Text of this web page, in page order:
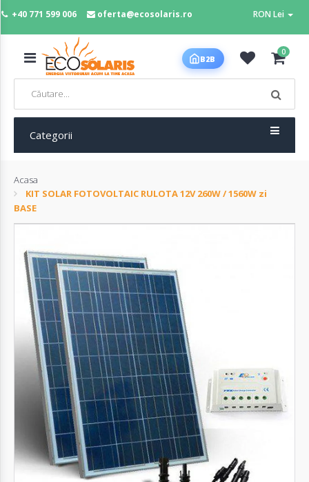
+40 771 599 006 oferta@ecosolaris.ro RON Lei
MENIU
Panouri
fotovoltaice
Sisteme
fotovoltaice
Baterii
deep
cycle
Autentifică-
Înregistrează-
Configurator
B2B
0
Categorii
Acasa
KIT SOLAR FOTOVOLTAIC RULOTA 12V 260W / 1560W zi
BASE